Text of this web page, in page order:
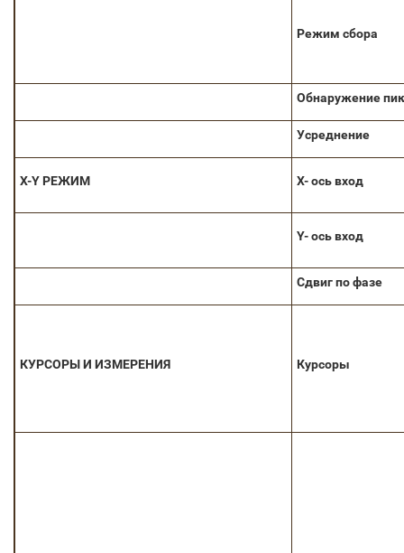
Режим сбора
Обнаружение
Усреднение
X-Y РЕЖИМ X- ось вход
Y- ось вход
Сдвиг по фазе
КУРСОРЫ И ИЗМЕРЕНИЯ Курсоры